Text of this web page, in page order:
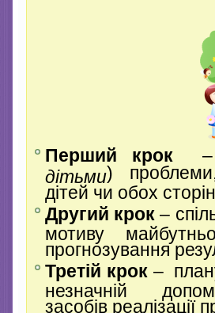
Перший крок –
дітьми)
дітей чи обох
Другий крок –
мотиву
прогнозування
Третій крок–
незначній
засобів реалізації